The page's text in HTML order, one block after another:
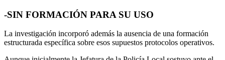
-SIN FORMACIÓN PARA SU USO
La investigación incorporó además la ausencia de una formación
estructurada específica sobre esos supuestos protocolos operativos.